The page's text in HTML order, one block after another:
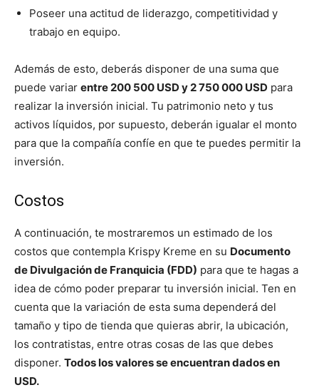
Poseer una actitud de liderazgo, competitividad y
trabajo en equipo.
Además de esto, deberás disponer de una suma que
puede variar entre 200 500 USD y 2 750 000 USD para
realizar la inversión inicial. Tu patrimonio neto y tus
activos líquidos, por supuesto, deberán igualar el monto
para que la compañía confíe en que te puedes permitir la
inversión.
Costos
A continuación, te mostraremos un estimado de los
costos que contempla Krispy Kreme en su Documento
de Divulgación de Franquicia (FDD) para que te hagas a
idea de cómo poder preparar tu inversión inicial. Ten en
cuenta que la variación de esta suma dependerá del
tamaño y tipo de tienda que quieras abrir, la ubicación,
los contratistas, entre otras cosas de las que debes
disponer. Todos los valores se encuentran dados en
USD.